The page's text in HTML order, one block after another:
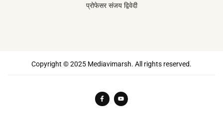
प्रोफेसर संजय द्विवेदी
Copyright © 2025 Mediavimarsh. All rights reserved.